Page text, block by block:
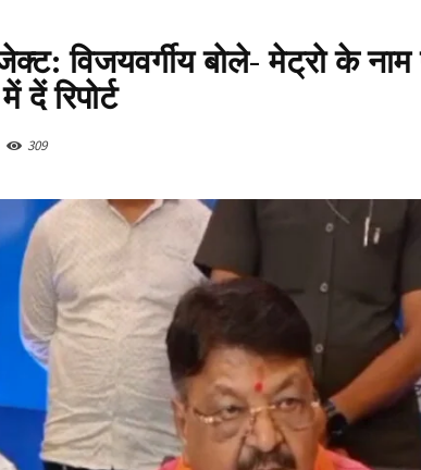
विजयवर्गीय बोले- मेट्रो के
दें रिपोर्ट
309